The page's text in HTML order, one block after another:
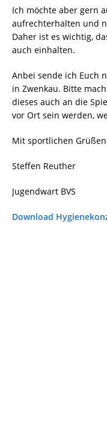
Ich möchte aber gern
aufrechterhalten und
Daher ist es wichtig,
auch einhalten.
Anbei sende ich Euch
in Zwenkau. Bitte
dieses auch an die
vor Ort sein werden,
Mit sportlichen Grüßen
Steffen Reuther
Jugendwart BVS
Download